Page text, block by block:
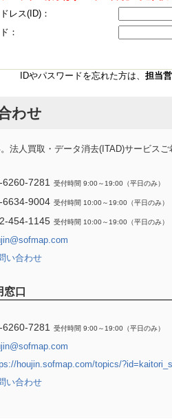
レス(ID)：
：
IDやパスワードを忘れた方は、 担当
わせ
法人買取・データ消去(ITAD)サービスご
6260-7281 受付時間 9:00～19:00（平日のみ）
6634-9004 受付時間 10:00～19:00（平日のみ）
454-1145 受付時間 10:00～19:00（平日のみ）
い合わせ
口
6260-7281 受付時間 9:00～19:00（平日のみ）
houjin.sofmap.com/topics/
い合わせ